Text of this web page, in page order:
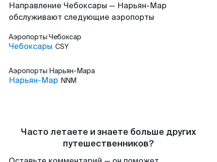
Направление Чебоксары — Нарьян-Мар
обслуживают следующие аэропорты
Аэропорты Чебоксар
Чебоксары CSY
Аэропорты Нарьян-Мара
Нарьян-Мар NNM
Часто летаете и знаете больше других
путешественников?